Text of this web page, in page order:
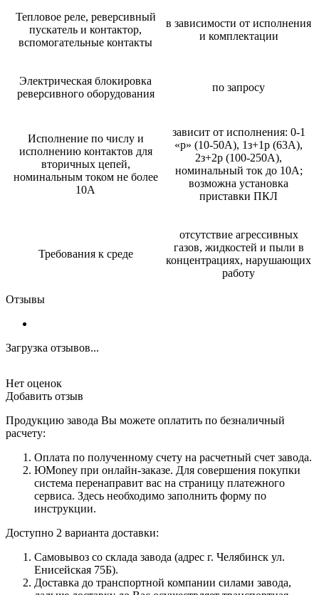
Тепловое реле, реверсивный
пускатель и контактор,
вспомогательные контакты
в зависимости от исполнения
и комплектации
Электрическая блокировка
реверсивного оборудования
по запросу
Исполнение по числу и
исполнению контактов для
вторичных цепей,
номинальным током не более
10А
зависит от исполнения: 0-1
«р» (10-50А), 1з+1р (63А),
2з+2р (100-250А),
номинальный ток до 10А;
возможна установка
приставки ПКЛ
Требования к среде
отсутствие агрессивных
газов, жидкостей и пыли в
концентрациях, нарушающих
работу
Отзывы
Загрузка отзывов...
Нет оценок
Добавить отзыв
Продукцию завода Вы можете оплатить по безналичный
расчету:
Оплата по полученному счету на расчетный счет завода.
ЮMoney при онлайн-заказе. Для совершения покупки
система перенаправит вас на страницу платежного
сервиса. Здесь необходимо заполнить форму по
инструкции.
Доступно 2 варианта доставки:
Самовывоз со склада завода (адрес г. Челябинск ул.
Енисейская 75Б).
Доставка до транспортной компании силами завода,